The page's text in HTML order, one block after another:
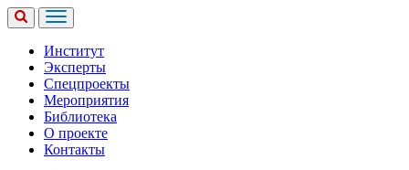
Институт
Эксперты
Спецпроекты
Мероприятия
Библиотека
О проекте
Контакты